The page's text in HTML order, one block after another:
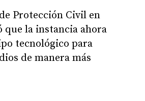
Protección Civil en
que la instancia ahora
tecnológico para
de manera más